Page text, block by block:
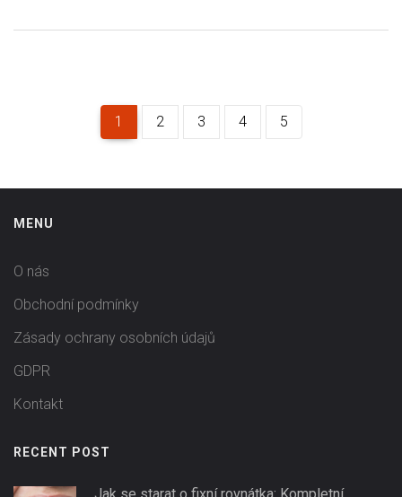
1 2 3 4 5
MENU
O nás
Obchodní podmínky
Zásady ochrany osobních údajů
GDPR
Kontakt
RECENT POST